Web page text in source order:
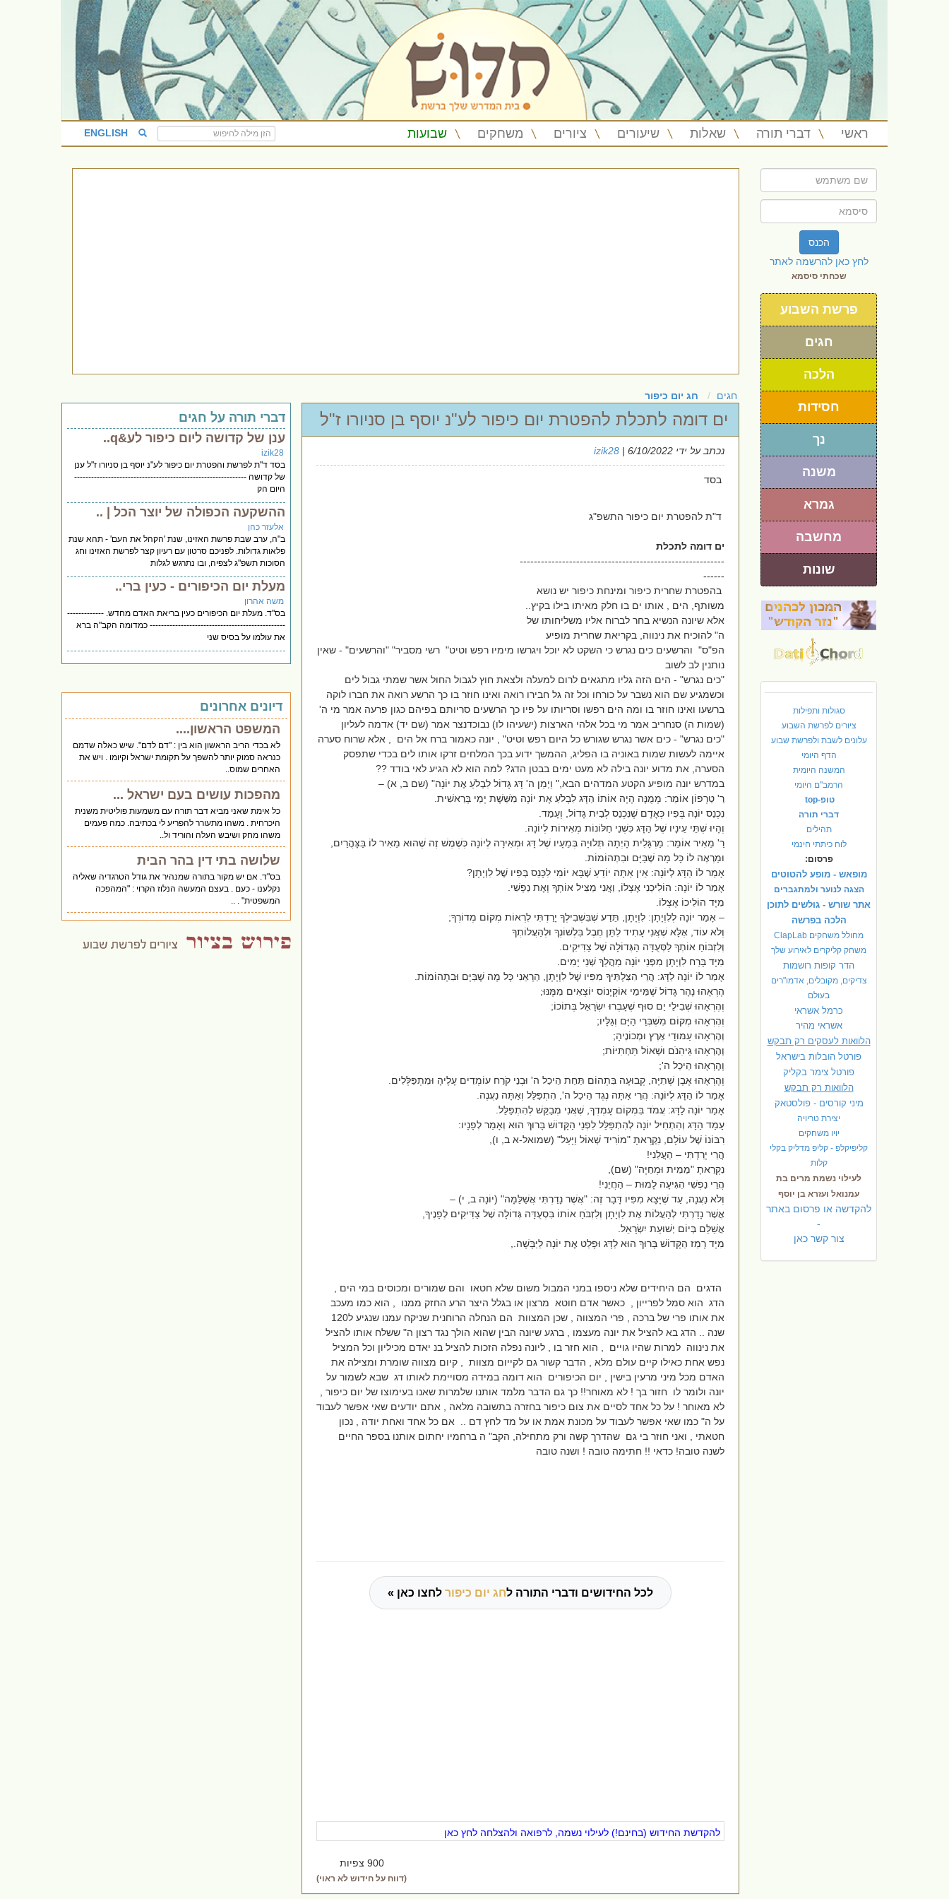
ראשי דברי תורה שאלות שיעורים ציורים משחקים שבועות ENGLISH
הכנס
לחץ כאן להרשמה לאתר
שכחתי סיסמא
פרשת השבוע
חגים
הלכה
חסידות
נך
משנה
גמרא
מחשבה
שונות
סגולות ותפילות
ציורים לפרשת השבוע
עלונים לשבת ולפרשת שבוע
הדף היומי
המשנה היומית
הרמב"ם היומי
טופ-top
דברי תורה
תהילים
לוח כיתתי חינמי
פרסום:
מופאש - מופע להטוטים
הצגה לנוער ולמתגברים
אתר שורש - גולשים לתוכן
הלכה בפרשה
מחולל משחקים ClapLab
משחק קליקרים לאירוע שלך
הדר קופות רושמות
צדיקים, מקובלים, אדמו"רים
בעולם
כרמל אשראי
אשראי מהיר
הלוואות לעסקים רק תבקש
פורטל הובלות בישראל
פורטל צימר בקליק
הלוואות רק תבקש
מיני קורסים - פולסטאק
יצירת טריויה
יויו משחקים
קליפיקלפ - קליפ מדליק בקלי
קלות
לעילוי נשמת מרים בת
עמנואל ועזרא בן יוסף
להקדשה או פרסום באתר
-
צור קשר כאן
חגים חג יום כיפור
ים דומה לתכלת להפטרת יום כיפור לע"נ יוסף בן סניורו ז"ל
נכתב על ידי izik28 | 6/10/2022
בסד
ד"ת להפטרת יום כיפור התשפ"ג
ים דומה לתכלת
----------------------------------------------------------
------
בהפטרת שחרית כיפור ומינחת כיפור יש נושא
משותף, הים , אותו ים בו חלק מאיתו בילו בקיץ..
אלא שיונה הנשיא בחר לברוח אליו משליחותו של
ה" להוכיח את נינווה, בקריאת שחרית מופיע
הפ"ס" והרשעים כים נגרש כי השקט לא יוכל ויגרשו מימיו רפש וטיט" רשי מסביר" "והרשעים" - שאין
נותנין לב לשוב
"כים נגרש" - הים הזה גליו מתגאים לרום למעלה ולצאת חוץ לגבול החול אשר שמתי גבול לים
וכשמגיע שם הוא נשבר על כורחו וכל זה גל חבירו רואה ואינו חוזר בו כך הרשע רואה את חברו לוקה
ברשעו ואינו חוזר בו ומה הים רפשו וסריותו על פיו כך הרשעים סריותם בפיהם כגון פרעה אמר מי ה'
(שמות ה) סנחריב אמר מי בכל אלהי הארצות (ישעיהו לו) נבוכדנצר אמר (שם יד) אדמה לעליון
"כים נגרש" - כים אשר נגרש שגורש כל היום רפש וטיט" , יונה כאמור ברח אל הים , אלא שרוח סערה
איימה לעשות שמות באוניה בו הפליג, ההמשך ידוע בכך המלחים זרקו אותו לים בכדי שתפסק
הסערה, את מדוע יונה בילה לא מעט ימים בבטן הדג? למה הוא לא הגיע לאי בודד ??
במדרש יונה מופיע הקטע המדהים הבא," וַיְמַן ה' דָּג גָּדוֹל לִבְלֹעַ אֶת יוֹנָה" (שם ב, א) –
רַ' טַרְפוֹן אוֹמֵר: מְמֻנֶּה הָיָה אוֹתוֹ הַדָּג לִבְלֹעַ אֶת יוֹנָה מִשֵּׁשֶׁת יְמֵי בְּרֵאשִׁית.
נִכְנַס יוֹנָה בְּפִיו כְּאָדָם שֶׁנִּכְנַס לְבַיִת גָּדוֹל, וְעָמַד.
וְהָיוּ שְׁתֵּי עֵינָיו שֶׁל הַדָּג כִּשְׁנֵי חַלּוֹנוֹת מְאִירוֹת לְיוֹנָה.
רַ' מֵאִיר אוֹמֵר: מַרְגָּלִית הָיְתָה תְּלוּיָה בְּמֵעָיו שֶׁל דָּג וּמְאִירָה לְיוֹנָה כְּשֶׁמֶשׁ זֶה שֶׁהוּא מֵאִיר לוֹ בַּצָּהֳרַיִם,
וּמַרְאֶה לוֹ כָּל מָה שֶׁבַּיָּם וּבִתְהוֹמוֹת.
אָמַר לוֹ הַדָּג לְיוֹנָה: אֵין אַתָּה יוֹדֵעַ שֶׁבָּא יוֹמִי לִכָּנֵס בְּפִיו שֶׁל לִוְיָתָן?
אָמַר לוֹ יוֹנָה: הוֹלִיכֵנִי אֶצְלוֹ, וַאֲנִי מַצִּיל אוֹתְךָ וְאֶת נַפְשִׁי.
מִיָּד הוֹלִיכוֹ אֶצְלוֹ.
– אָמַר יוֹנָה לְלִוְיָתָן: לִוְיָתָן, תֵּדַע שֶׁבִּשְׁבִילְךָ יָרַדְתִּי לִרְאוֹת מְקוֹם מְדוֹרְךָ;
וְלֹא עוֹד, אֶלָּא שֶׁאֲנִי עָתִיד לִתֵּן חֶבֶל בִּלְשׁוֹנְךָ וּלְהַעֲלוֹתְךָ
וְלִזְבּוֹחַ אוֹתְךָ לַסְּעֻדָּה הַגְּדוֹלָה שֶׁל צַדִּיקִים.
מִיָּד בָּרַח לִוְיָתָן מִפְּנֵי יוֹנָה מַהֲלַךְ שְׁנֵי יָמִים.
אָמַר לוֹ יוֹנָה לַדָּג: הֲרֵי הִצַּלְתִּיךָ מִפִּיו שֶׁל לִוְיָתָן, הַרְאֵנִי כָּל מָה שֶׁבַּיָּם וּבִתְהוֹמוֹת.
הֶרְאָהוּ נָהָר גָּדוֹל שֶׁמֵּימֵי אוֹקְיָנוֹס יוֹצְאִים מִמֶּנּוּ;
וְהֶרְאָהוּ שְׁבִילֵי יַם סוּף שֶׁעָבְרוּ יִשְׂרָאֵל בְּתוֹכוֹ;
וְהֶרְאָהוּ מְקוֹם מִשְׁבְּרֵי הַיָּם וְגַלָּיו;
וְהֶרְאָהוּ עַמּוּדֵי אֶרֶץ וּמְכוֹנֶיהָ;
וְהֶרְאָהוּ גֵּיהִנֹּם וּשְׁאוֹל תַּחְתִּיּוֹת;
וְהֶרְאָהוּ הֵיכַל ה';
וְהֶרְאָהוּ אֶבֶן שְׁתִיָּה, קְבוּעָה בִּתְהוֹם תַּחַת הֵיכַל ה' וּבְנֵי קֹרַח עוֹמְדִים עָלֶיהָ וּמִתְפַּלְּלִים.
אָמַר לוֹ הַדָּג לְיוֹנָה: הֲרֵי אַתָּה נֶגֶד הֵיכַל ה', הִתְפַּלֵּל וְאַתָּה נַעֲנֶה.
אָמַר יוֹנָה לַדָּג: עֲמֹד בִּמְקוֹם עָמְדְךָ, שֶׁאֲנִי מְבַקֵּשׁ לְהִתְפַּלֵּל.
עָמַד הַדָּג וְהִתְחִיל יוֹנָה לְהִתְפַּלֵּל לִפְנֵי הַקָּדוֹשׁ בָּרוּךְ הוּא וְאָמַר לְפָנָיו:
רִבּוֹנוֹ שֶׁל עוֹלָם, נִקְרֵאתָ "מוֹרִיד שְׁאוֹל וַיָּעַל" (שמואל-א ב, ו),
הֲרֵי יָרַדְתִּי – הַעֲלֵנִי!
נִקְרֵאתָ "מֵמִית וּמְחַיֶּה" (שם),
הֲרֵי נַפְשִׁי הִגִּיעָה לָמוּת – הַחֲיֵנִי!
וְלֹא נַעֲנָה, עַד שֶׁיָּצָא מִפִּיו דָּבָר זֶה: "אֲשֶׁר נָדַרְתִּי אֲשַׁלֵּמָה" (יוֹנָה ב, י) –
אֲשֶׁר נָדַרְתִּי לְהַעֲלוֹת אֶת לִוְיָתָן וְלִזְבֹּחַ אוֹתוֹ בִּסְעֻדָּה גְּדוֹלָה שֶׁל צַדִּיקִים לְפָנֶיךָ,
אֲשַׁלֵּם בְּיוֹם יְשׁוּעַת יִשְׂרָאֵל.
מִיָּד רָמַז הַקָּדוֹשׁ בָּרוּךְ הוּא לַדָּג וּפָלַט אֶת יוֹנָה לַיַּבָּשָׁה.,
הדגים הם היחידים שלא ניספו במני המבול משום שלא חטאו והם שמורים ומכוסים במי הים ,
הדג הוא סמל לפרייון , כאשר אדם חוטא מרצון או בגלל היצר הרע החזק ממנו , הוא כמו מעכב
את אותו פרי של ברכה , פרי המצווה , שכן המצוות הם הנחלה הרוחנית שניקח עמנו שנגיע ל120
שנה .. הדג בא להציל את יונה מעצמו , ברגע שיונה הבין שהוא הולך נגד רצון ה" ששלח אותו להציל
את נינווה למרות שהיו גויים , הוא חזר בו , ליונה נפלה הזכות להציל בנ יאדם מכיליון וכל המציל
נפש אחת כאילו קיים עולם מלא , הדבר קשור גם לקייום מצוות , קיום מצווה שומרת ומצילה את
האדם מכל מיני מרעין בישין , יום הכיפורים הוא דומה במידה מסויימת לאותו דג שבא לשמור על
יונה ולומר לו חזור בך ! לא מאוחר!! כך גם הדבר מלמד אותנו שלמרות שאנו בעימוצו של יום כיפור ,
לא מאוחר ! על כל אחד לסיים את צום כיפור בחזרה בתשובה מלאה , אתם יודעים שאי אפשר לעבוד
על ה" כמו שאי אפשר לעבוד על מכונת אמת או על מד לחץ דם .. אם כל אחד ואחת יודה , נכון
חטאתי , ואני חוזר בי גם שהדרך קשה ורק מתחילה, הקב" ה ברחמיו יחתום אותנו בספר החיים
לשנה טובה! כדאי !! חתימה טובה ! ושנה טובה
לכל החידושים ודברי התורה לחג יום כיפור לחצו כאן »
להקדשת החידוש (בחינם!) לעילוי נשמה, לרפואה ולהצלחה לחץ כאן
900 צפיות
(דווח על חידוש לא ראוי)
דברי תורה על חגים
ענן של קדושה ליום כיפור לע&q..
izik28
בסד ד"ת לפרשת והפטרת יום כיפור לע"נ יוסף בן סניורו ז"ל ענן
של קדושה -------------------------------------------------------------
היום הק
ההשקעה הכפולה של יוצר הכל | ..
אלעזר כהן
ב"ה, ערב שבת פרשת האזינו, שנת 'הקהל את העם' - תהא שנת
פלאות גדולות. לפניכם סרטון עם רעיון קצר לפרשת האזינו וחג
הסוכות תשפ"ג לצפיה, ובו נתרגש לגלות
מעלת יום הכיפורים - כעין ברי..
משה אהרון
בס"ד. מעלת יום הכיפורים כעין בריאת האדם מחדש. -------------
------------------------------------------------ כמדומה הקב"ה ברא
את עולמו על בסיס שני
דיונים אחרונים
המשפט הראשון....
לא בכדי הריב הראשון הוא בין : "דם לדם". שיש כאלה שדמם
כנראה סמוק יותר להשפך על תקומת ישראל וקיומו . ויש את
האחרים שמוס..
מהפכות עושים בעם ישראל ...
כל אימת שאני מביא דבר תורה עם משמעות פוליטית משנית
היכרחית . משהו מתעורר להפריע לי בכתיבה. כמה פעמים
משהו מחק ושיבש העלה והוריד ול..
שלושה בתי דין בהר הבית
בס"ד. אם יש מקור בתורה שמנהיר את גודל הטרגדיה שאליה
נקלענו - כעם . בעצם המעשה הנלוז הקרוי : "המהפכה
המשפטית" . ..